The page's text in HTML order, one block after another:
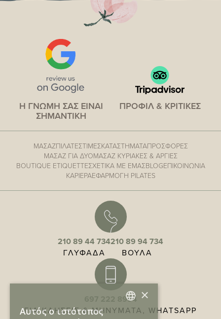
Η ΓΝΩΜΗ ΣΑΣ ΕΙΝΑΙ
ΣΗΜΑΝΤΙΚΗ
ΠΡΟΦΙΛ & ΚΡΙΤΙΚΕΣ
ΜΑΣΑΖΠΙΛΑΤΕΣΤΙΜΕΣΚΑΤΑΣΤΗΜΑΤΑΠΡΟΣΦΟΡΕΣ
ΜΑΣΑΖ ΓΙΑ ΔΥΟΜΑΣΑΖ ΚΥΡΙΑΚΕΣ & ΑΡΓΙΕΣ
BOUTIQUE ETIQUETTEΣΧΕΤΙΚΑ ΜΕ ΕΜΑΣBLOGΕΠΙΚΟΙΝΩΝΙΑ
ΚΑΡΙΕΡΑΕΦΑΡΜΟΓΗ PILATES
210 89 44 734
ΓΛΥΦΑΔΑ
210 89 94 734
ΒΟΥΛΑ
697 222 8994
ΓΙΑ ΚΛΗΣΕΙΣ & ΜΗΝΥΜΑΤΑ, WHATSAPP
GREEK
×
Αυτός ο ιστότοπος